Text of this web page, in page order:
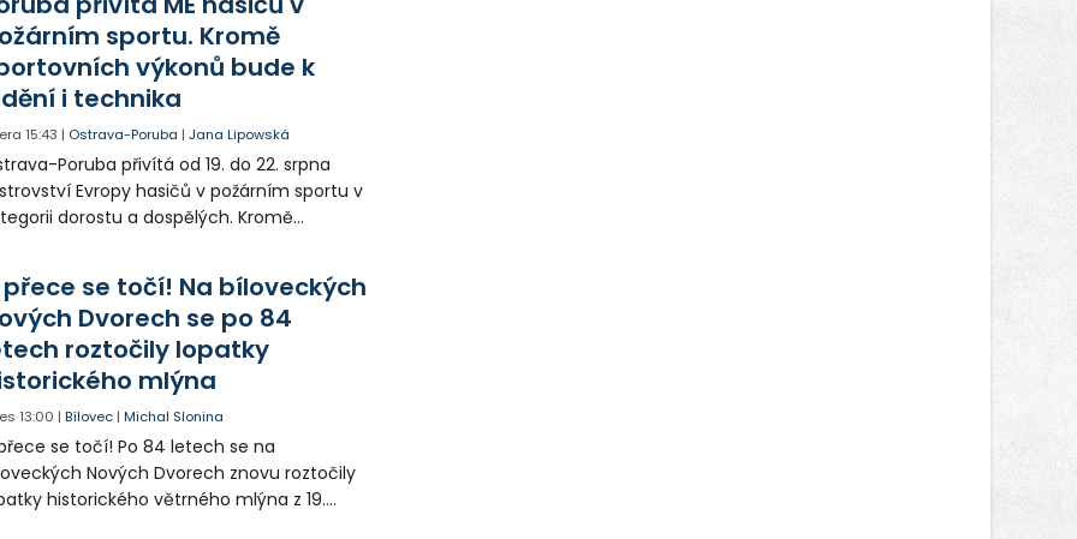
psa hledá.
sportu. Kromě
výkonů bude k
i technika
15:43 | Ostrava-Poruba |Jana Lipowská
Poruba přivítá od 19. do 22. srpna
Evropy hasičů v požárním sportu v
dorostu a dospělých. Kromě
přece se točí! Na bíloveckých
Dvorech se po 84
roztočily lopatky
mlýna
13:00 |Bílovec |Michal Slonina
se točí! Po 84 letech se na
Nových Dvorech znovu roztočily
historického větrného mlýna z 19.